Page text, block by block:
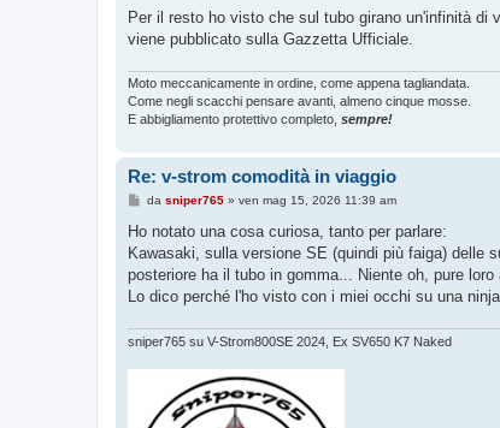
Per il resto ho visto che sul tubo girano un'infinità
viene pubblicato sulla Gazzetta Ufficiale.
Moto meccanicamente in ordine, come appena tagliandata.
Come negli scacchi pensare avanti, almeno cinque mosse.
E abbigliamento protettivo completo, sempre!
Re: v-strom comodità in viaggio
M
s
a
g
i
da sniper765» ven mag 15, 2026 11:39 am
Ho notato una cosa curiosa, tanto per parlare:
Kawasaki, sulla versione SE (quindi più faiga) delle
posteriore ha il tubo in gomma... Niente oh, pure loro
Lo dico perché l'ho visto con i miei occhi su una ninja
sniper765 su V-Strom800SE 2024, Ex SV650 K7 Naked